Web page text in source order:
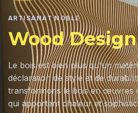
ARTISANAT NOBLE
Wood Design
Le bois est bien plus qu'un
déclaration de style et de
transformons le bois en œuvres
qui apportent chaleur et